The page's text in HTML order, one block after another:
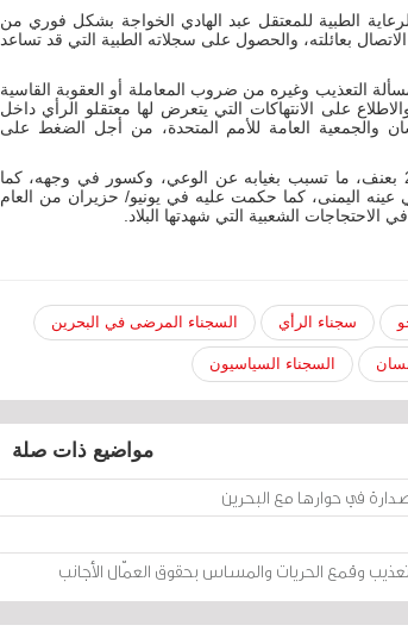
الطبية للمعتقل عبد الهادي الخواجة بشكل فوري من
بعائلته، والحصول على سجلاته الطبية التي قد تساعد
التعذيب وغيره من ضروب المعاملة أو العقوبة القاسية
على الانتهاكات التي يتعرض لها معتقلو الرأي داخل
والجمعية العامة للأمم المتحدة، من أجل الضغط على
وكانت السلطات البحرينية اعتقلت "الخواجة" في العام 2011 بعنف، ما تسبب بغيابه عن الوعي، وكسور في وجهه، كما
اليمنى، كما حكمت عليه في يونيو/ حزيران من العام
الشعبية التي شهدتها البلاد.
سجناء الرأي السجناء المرضى في البحرين
السجناء السياسيون
مواضيع ذات صلة
في حوارها مع البحرين
وقمع الحريات والمساس بحقوق العمّال الأجانب